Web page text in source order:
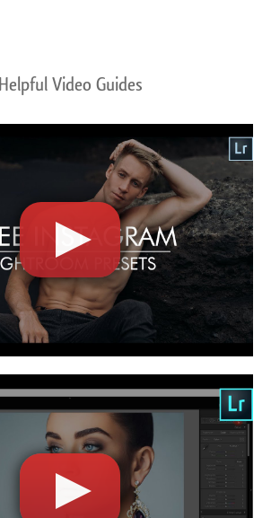
Helpful Video Guides